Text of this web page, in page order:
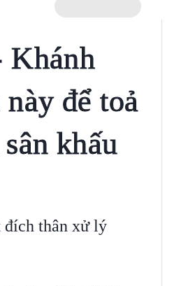
Khánh
để toả
khấu
đích thân xử lý